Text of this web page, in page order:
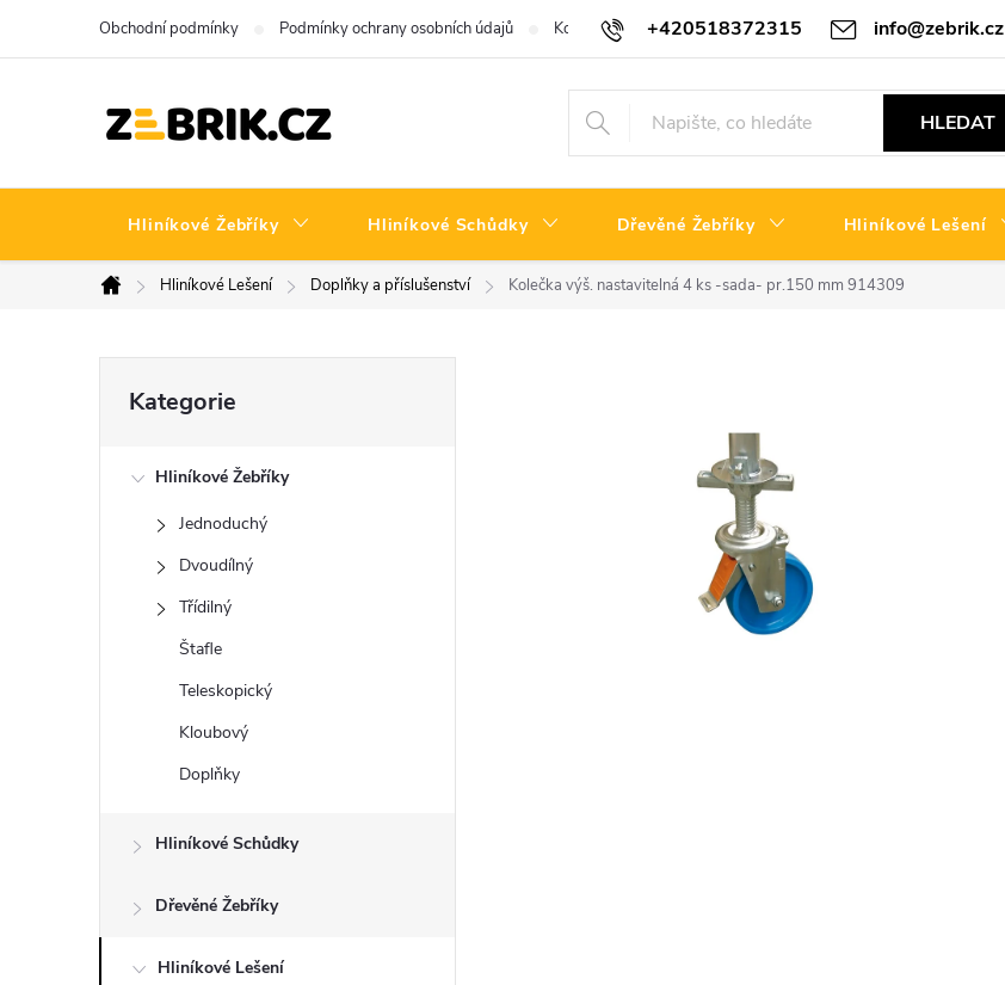
+420518372315 info@zebrik.cz
Obchodní podmínky Podmínky ochrany osobních údajů Kontakty Reklamační řád
HLEDAT
Hliníkové Žebříky Hliníkové Schůdky Dřevěné Žebříky Hliníkové Lešení
Domů
Hliníkové Lešení Doplňky a příslušenství Kolečka výš. nastavitelná 4 ks -sada- pr.150 mm 914309
p
kategorie
Kategorie
Hliníkové Žebříky
Jednoduchý
Dvoudílný
Třídilný
Štafle
Teleskopický
Kloubový
Doplňky
Hliníkové Schůdky
Dřevěné Žebříky
Hliníkové Lešení